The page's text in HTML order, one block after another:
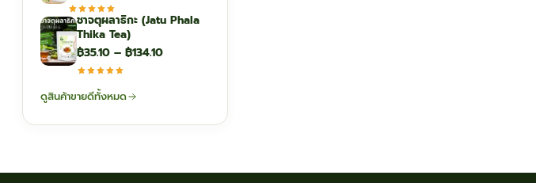
฿40.50
฿93.60
ชาจตุผลาธิกะ (Jatu Phala
Thika Tea)
฿35.10 – ฿134.10Price
฿134.10
ดูสินค้าขายดีทั้งหมด